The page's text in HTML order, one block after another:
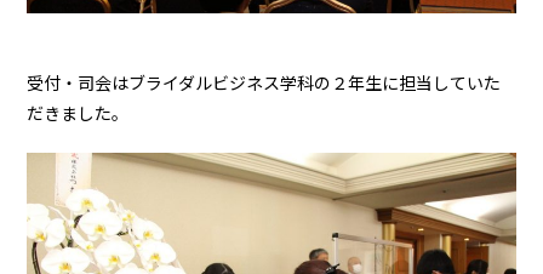
受付・司会はブライダルビジネス学科の２年生に担当していた
だきました。